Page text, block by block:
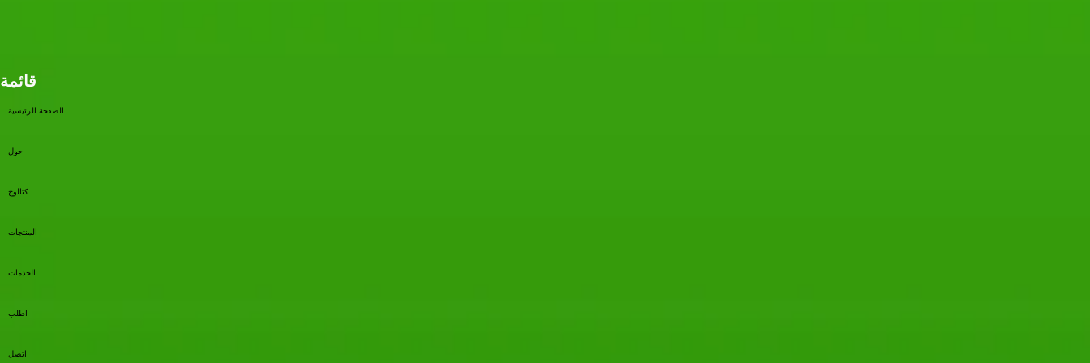
قائمة
الصفحة الرئيسية
حول
كتالوج
المنتجات
الخدمات
اطلب
اتصل